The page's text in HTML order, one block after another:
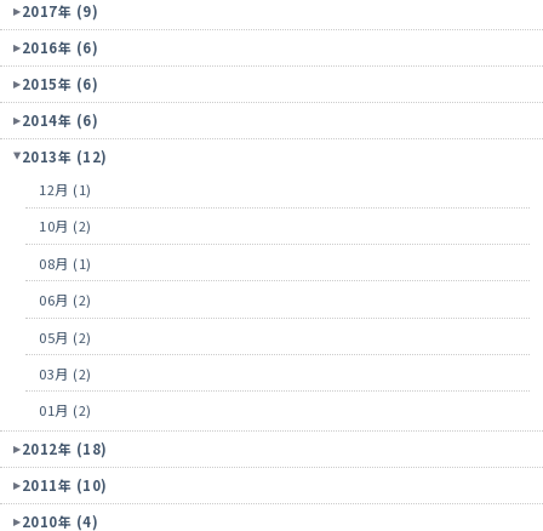
2017年 (9)
2016年 (6)
2015年 (6)
2014年 (6)
2013年 (12)
12月 (1)
10月 (2)
08月 (1)
06月 (2)
05月 (2)
03月 (2)
01月 (2)
2012年 (18)
2011年 (10)
2010年 (4)